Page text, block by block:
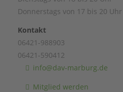
Donnerstags von 17 bis 20 Uhr
Kontakt
06421-988903
06421-590412
info@dav-marburg.de
Mitglied werden